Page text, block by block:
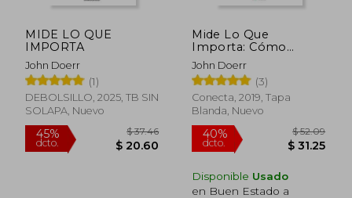
MIDE LO QUE
IMPORTA
John Doerr
(1)
DEBOLSILLO, 2025, TB SIN
SOLAPA, Nuevo
Mide Lo Que
Importa: Cómo
Google, Bono y la
Fundación Gates
Cambian el Mundo
Con OKR = Measure
What Matters
John Doerr
(3)
Conecta, 2019, Tapa
Blanda, Nuevo
Disponible Usado
en Buen Estado a